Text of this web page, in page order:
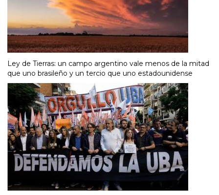
Ley de Tierras: un campo argentino vale menos de la mitad
que uno brasileño y un tercio que uno estadounidense